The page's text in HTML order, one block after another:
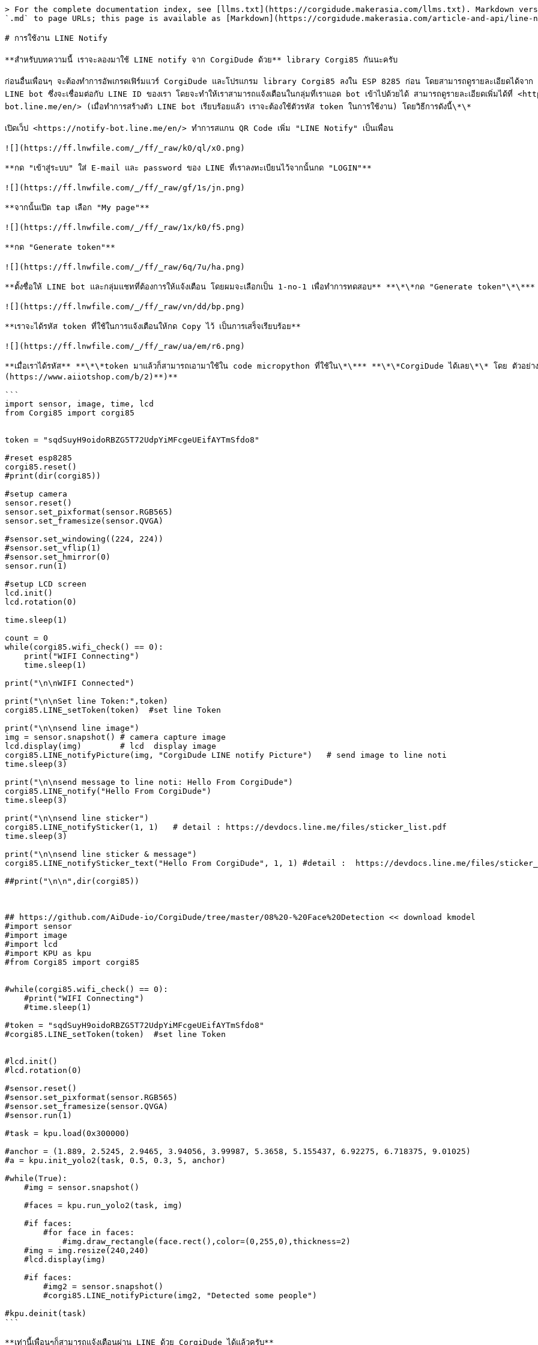
> For the complete documentation index, see [llms.txt](https://corgidude.makerasia.com/llms.txt). Markdown
`.md` to page URLs; this page is available as [Markdown](https://corgidude.makerasia.com/article-and-api/line-
# การใช้งาน LINE Notify
**สำหรับบทความนี้ เราจะลองมาใช้ LINE notify จาก CorgiDude ด้วย** library Corgi85 กันนะครับ
ก่อนอื่นเพื่อนๆ จะต้องทำการอัพเกรดเฟิร์มแวร์ CorgiDude และโปรแกรม library Corgi85 ลงใน ESP 8285 ก่อน โดยสามารถดูรายละเอียดได้
LINE bot ซึ่งจะเชื่อมต่อกับ LINE ID ของเรา โดยจะทำให้เราสามารถแจ้งเตือนในกลุ่มที่เราแอด bot เข้าไปด้วยได้ สามารถดูรายละเอียด
bot.line.me/en/> (เมื่อทำการสร้างตัว LINE bot เรียบร้อยแล้ว เราจะต้องใช้ตัวรหัส token ในการใช้งาน) โดยวิธีการดังนี้\*\*
เปิดเว็ป <https://notify-bot.line.me/en/> ทำการสแกน QR Code เพิ่ม "LINE Notify" เป็นเพื่อน
![](https://ff.lnwfile.com/_/ff/_raw/k0/ql/x0.png)
**กด "เข้าสู่ระบบ" ใส่ E-mail และ password ของ LINE ที่เราลงทะเบียนไว้จากนั้นกด "LOGIN"**
![](https://ff.lnwfile.com/_/ff/_raw/gf/1s/jn.png)
**จากนั้นเปิด tap เลือก "My page"**
![](https://ff.lnwfile.com/_/ff/_raw/1x/k0/f5.png)
**กด "Generate token"**
![](https://ff.lnwfile.com/_/ff/_raw/6q/7u/ha.png)
**ตั้งชื่อให้ LINE bot และกลุ่มแชทที่ต้องการให้แจ้งเตือน โดยผมจะเลือกเป็น 1-no-1 เพื่อทำการทดสอบ** **\*\*กด "Generate token"\*\***
![](https://ff.lnwfile.com/_/ff/_raw/vn/dd/bp.png)
**เราจะได้รหัส token ที่ใช้ในการแจ้งเตือนให้กด Copy ไว้ เป็นการเสร็จเรียบร้อย**
![](https://ff.lnwfile.com/_/ff/_raw/ua/em/r6.png)
**เมื่อเราได้รหัส** **\*\*token มาแล้วก็สามารถเอามาใช้ใน code micropython ที่ใช้ใน\*\*** **\*\*CorgiDude ได้เลย\*\* โดย ตัวอย่าง
(https://www.aiiotshop.com/b/2)**)**
```
import sensor, image, time, lcd
from Corgi85 import corgi85
token = "sqdSuyH9oidoRBZG5T72UdpYiMFcgeUEifAYTmSfdo8"
#reset esp8285
corgi85.reset()
#print(dir(corgi85))
#setup camera
sensor.reset()
sensor.set_pixformat(sensor.RGB565)
sensor.set_framesize(sensor.QVGA)
#sensor.set_windowing((224, 224))
#sensor.set_vflip(1)
#sensor.set_hmirror(0)
sensor.run(1)
#setup LCD screen
lcd.init()
lcd.rotation(0)
time.sleep(1)
count = 0
while(corgi85.wifi_check() == 0):
print("\n\nWIFI Connected")
print("\n\nSet line Token:",token)
corgi85.LINE_setToken(token)  #set line Token
print("\n\nsend line image")
img = sensor.snapshot() # camera capture image
lcd.display(img)        # lcd  display image
corgi85.LINE_notifyPicture(img, "CorgiDude LINE notify Picture")   # send image to line noti
time.sleep(3)
print("\n\nsend message to line noti: Hello From CorgiDude")
corgi85.LINE_notify("Hello From CorgiDude")
time.sleep(3)
print("\n\nsend line sticker")
corgi85.LINE_notifySticker(1, 1)   # detail : https://devdocs.line.me/files/sticker_list.pdf
time.sleep(3)
print("\n\nsend line sticker & message")
corgi85.LINE_notifySticker_text("Hello From CorgiDude", 1, 1) #detail :  https://devdocs.line.me/files/
##print("\n\n",dir(corgi85))
## https://github.com/AiDude-io/CorgiDude/tree/master/08%20-%20Face%20Detection << download kmodel
#import sensor
#import image
#import lcd
#import KPU as kpu
#from Corgi85 import corgi85
#while(corgi85.wifi_check() == 0):
#token = "sqdSuyH9oidoRBZG5T72UdpYiMFcgeUEifAYTmSfdo8"
#corgi85.LINE_setToken(token)  #set line Token
#lcd.init()
#lcd.rotation(0)
#sensor.reset()
#sensor.set_pixformat(sensor.RGB565)
#sensor.set_framesize(sensor.QVGA)
#sensor.run(1)
#task = kpu.load(0x300000)
#anchor = (1.889, 2.5245, 2.9465, 3.94056, 3.99987, 5.3658, 5.155437, 6.92275, 6.718375, 9.01025)
#a = kpu.init_yolo2(task, 0.5, 0.3, 5, anchor)
#while(True):
#kpu.deinit(task)
```